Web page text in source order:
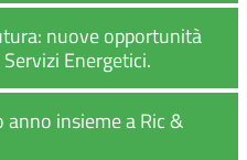
nuove opportunità
Energetici.
insieme a Ric &